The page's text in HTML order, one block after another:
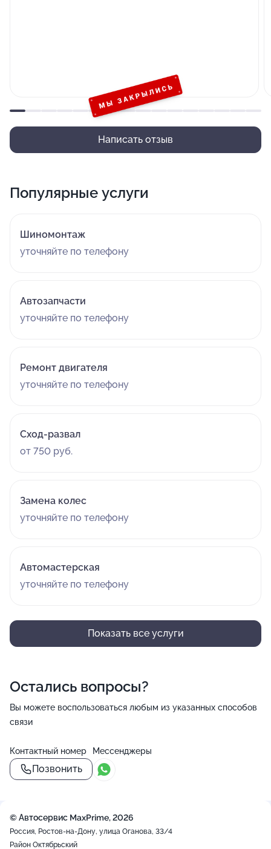
Написать отзыв
Популярные услуги
Шиномонтаж
уточняйте по телефону
Автозапчасти
уточняйте по телефону
Ремонт двигателя
уточняйте по телефону
Сход-развал
от 750 руб.
Замена колес
уточняйте по телефону
Автомастерская
уточняйте по телефону
Показать все услуги
Остались вопросы?
Вы можете воспользоваться любым из указанных способов
связи
Контактный номер
Позвонить
Мессенджеры
© Автосервис MaxPrime, 2026
Россия, Ростов-на-Дону, улица Оганова, 33/4
Район Октябрьский